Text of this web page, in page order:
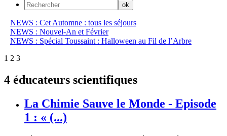
NEWS : Cet Automne : tous les séjours
NEWS : Nouvel-An et Février
NEWS : Spécial Toussaint : Halloween au Fil de l’Arbre
1 2 3
4 éducateurs scientifiques
La Chimie Sauve le Monde - Episode
1 : « (...)